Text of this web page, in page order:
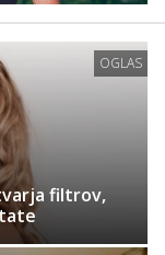
OGLAS
filtrov,